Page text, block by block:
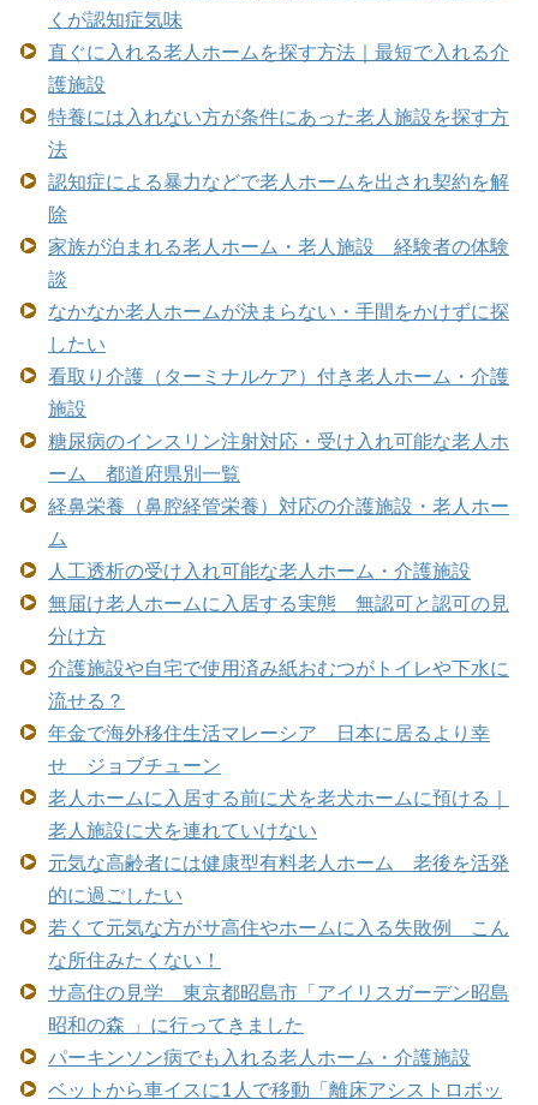
くが認知症気味
直ぐに入れる老人ホームを探す方法｜最短で入れる介
護施設
特養には入れない方が条件にあった老人施設を探す方
法
認知症による暴力などで老人ホームを出され契約を解
除
家族が泊まれる老人ホーム・老人施設 経験者の体験
談
なかなか老人ホームが決まらない・手間をかけずに探
したい
看取り介護（ターミナルケア）付き老人ホーム・介護
施設
糖尿病のインスリン注射対応・受け入れ可能な老人ホ
ーム 都道府県別一覧
経鼻栄養（鼻腔経管栄養）対応の介護施設・老人ホー
ム
人工透析の受け入れ可能な老人ホーム・介護施設
無届け老人ホームに入居する実態 無認可と認可の見
分け方
介護施設や自宅で使用済み紙おむつがトイレや下水に
流せる？
年金で海外移住生活マレーシア 日本に居るより幸
せ ジョブチューン
老人ホームに入居する前に犬を老犬ホームに預ける｜
老人施設に犬を連れていけない
元気な高齢者には健康型有料老人ホーム 老後を活発
的に過ごしたい
若くて元気な方がサ高住やホームに入る失敗例 こん
な所住みたくない！
サ高住の見学 東京都昭島市「アイリスガーデン昭島
昭和の森 」に行ってきました
パーキンソン病でも入れる老人ホーム・介護施設
ベットから車イスに1人で移動「離床アシストロボッ